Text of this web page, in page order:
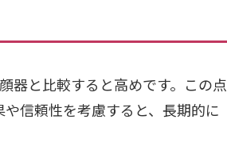
器と比較すると高めです。この点
信頼性を考慮すると、長期的に